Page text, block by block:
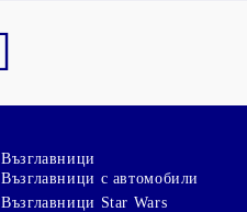
Възглавници
Възглавници с автомобили
Възглавници Star Wars